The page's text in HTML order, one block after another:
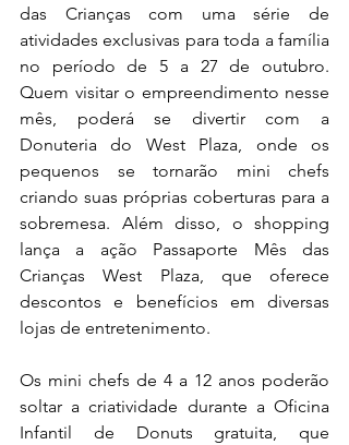
das Crianças com uma série de
atividades exclusivas para toda a família
no período de 5 a 27 de outubro.
Quem visitar o empreendimento nesse
mês, poderá se divertir com a
Donuteria do West Plaza, onde os
pequenos se tornarão mini chefs
criando suas próprias coberturas para a
sobremesa. Além disso, o shopping
lança a ação Passaporte Mês das
Crianças West Plaza, que oferece
descontos e benefícios em diversas
lojas de entretenimento.
Os mini chefs de 4 a 12 anos poderão
soltar a criatividade durante a Oficina
Infantil de Donuts gratuita, que